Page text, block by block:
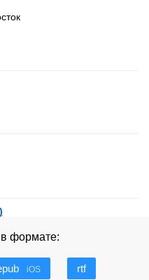
в формате:
iOS rtf